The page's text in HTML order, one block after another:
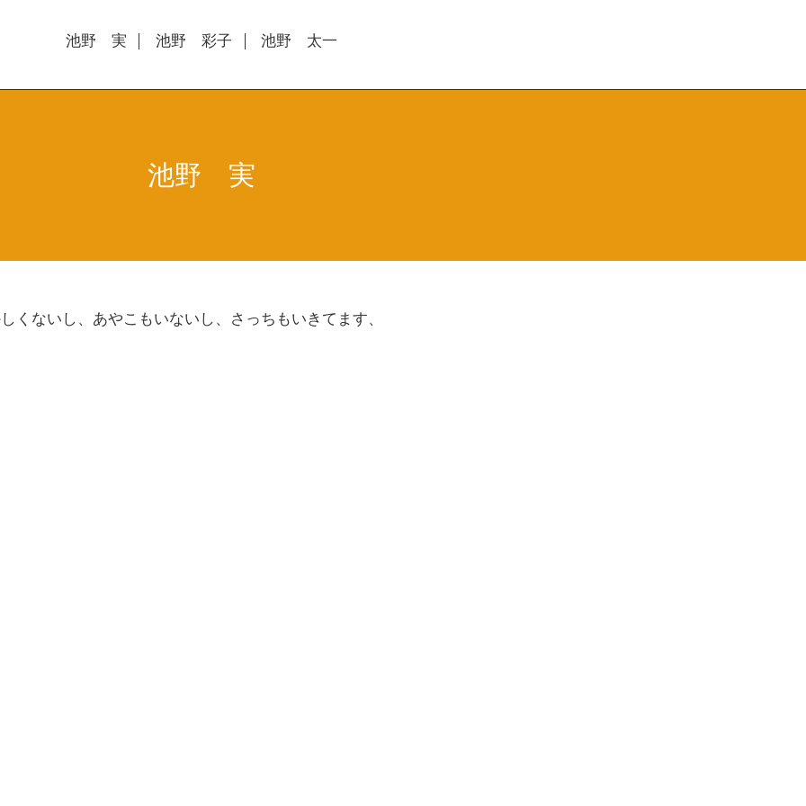
池野 実 池野 彩子 池野 太一
池野 実
くないし、あやこもいないし、さっちもいきてます、